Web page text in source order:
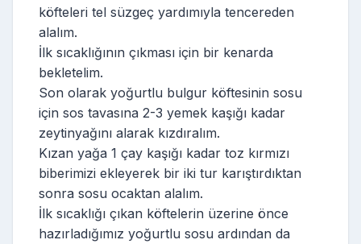
köfteleri tel süzgeç yardımıyla tencereden
alalım.
İlk sıcaklığının çıkması için bir kenarda
bekletelim.
Son olarak yoğurtlu bulgur köftesinin sosu
için sos tavasına 2-3 yemek kaşığı kadar
zeytinyağını alarak kızdıralım.
Kızan yağa 1 çay kaşığı kadar toz kırmızı
biberimizi ekleyerek bir iki tur karıştırdıktan
sonra sosu ocaktan alalım.
İlk sıcaklığı çıkan köftelerin üzerine önce
hazırladığımız yoğurtlu sosu ardından da